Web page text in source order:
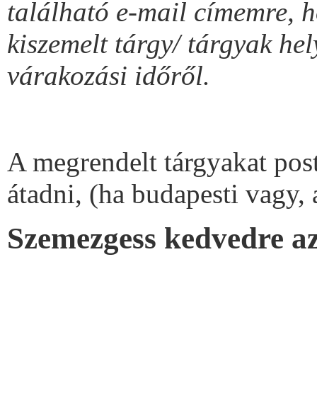
található e-mail címemre,
kiszemelt tárgy/ tárgyak
várakozási időről.
A megrendelt tárgyakat
átadni, (ha budapesti
Szemezgess kedvedre